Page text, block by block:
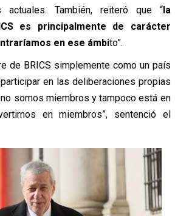
actuales. También, reiteró que “la
es principalmente de carácter
en ese ámbito”.
de BRICS simplemente como un país
en las deliberaciones propias
somos miembros y tampoco está en
en miembros”, sentenció el